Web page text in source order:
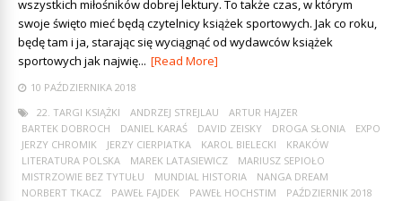
wszystkich miłośników dobrej lektury. To także czas, w którym
swoje święto mieć będą czytelnicy książek sportowych. Jak co roku,
będę tam i ja, starając się wyciągnąć od wydawców książek
sportowych jak najwię... [Read More]
10 PAŹDZIERNIKA 2018
22. TARGI KSIĄŻKI
ANDRZEJ STREJLAU
ARTUR HAJZER
BARTEK DOBROCH
DANIEL KARAŚ DAVID ZEISKY DROGA SŁONIA
EXPO
JERZY CHROMIK
JERZY CIERPIATKA KAROL BIELECKI
KRAKÓW
LITERATURA POLSKA
MAREK LATASIEWICZ
MARIUSZ SEPIOŁO
MISTRZOWIE BEZ TYTUŁU
MUNDIAL HISTORIA
NANGA DREAM
NORBERT TKACZ
PAWEŁ FAJDEK PAWEŁ HOCHSTIM
PAŹDZIERNIK 2018